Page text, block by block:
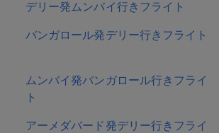
デリー発ムンバイ行きフライト
バンガロール発デリー行きフライト
ムンバイ発バンガロール行きフライ
ト
アーメダバード発デリー行きフライ